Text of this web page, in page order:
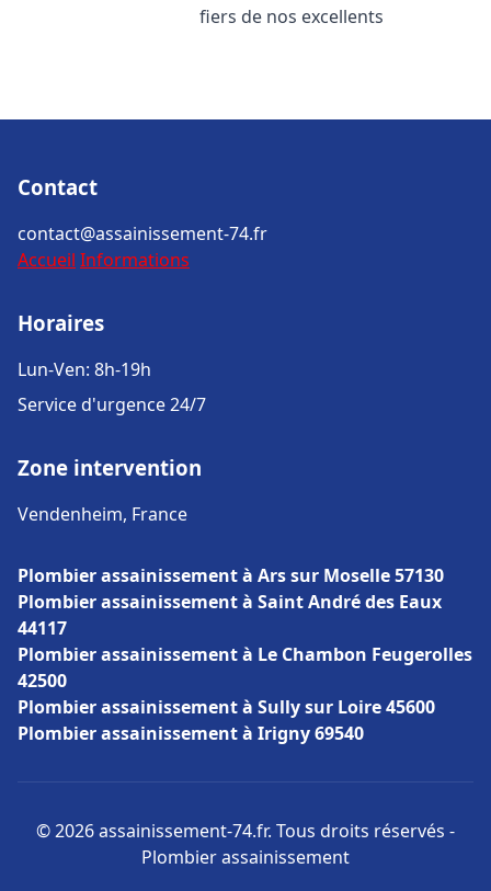
fiers de nos excellents
Contact
contact@assainissement-74.fr
Accueil Informations
Horaires
Lun-Ven: 8h-19h
Service d'urgence 24/7
Zone intervention
Vendenheim, France
Plombier assainissement à Ars sur Moselle 57130
Plombier assainissement à Saint André des Eaux
44117
Plombier assainissement à Le Chambon Feugerolles
42500
Plombier assainissement à Sully sur Loire 45600
Plombier assainissement à Irigny 69540
© 2026 assainissement-74.fr. Tous droits réservés -
Plombier assainissement